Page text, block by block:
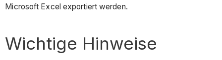
Microsoft Excel exportiert werden.
Wichtige Hinweise